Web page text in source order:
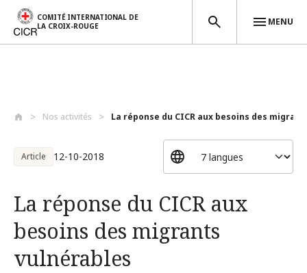
COMITÉ INTERNATIONAL DE
LA CROIX-ROUGE
MENU
Nos activités La réponse du CICR aux besoins des migra...
Article 12-10-2018
La réponse du CICR aux
besoins des migrants
vulnérables